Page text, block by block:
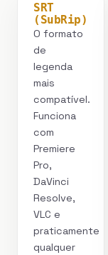
SRT
(SubRip)
O formato
de
legenda
mais
compatível.
Funciona
com
Premiere
Pro,
DaVinci
Resolve,
VLC e
praticamente
qualquer